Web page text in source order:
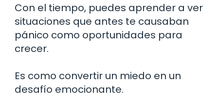
Con el tiempo, puedes aprender a ver
situaciones que antes te causaban
pánico como oportunidades para
crecer.
Es como convertir un miedo en un
desafío emocionante.